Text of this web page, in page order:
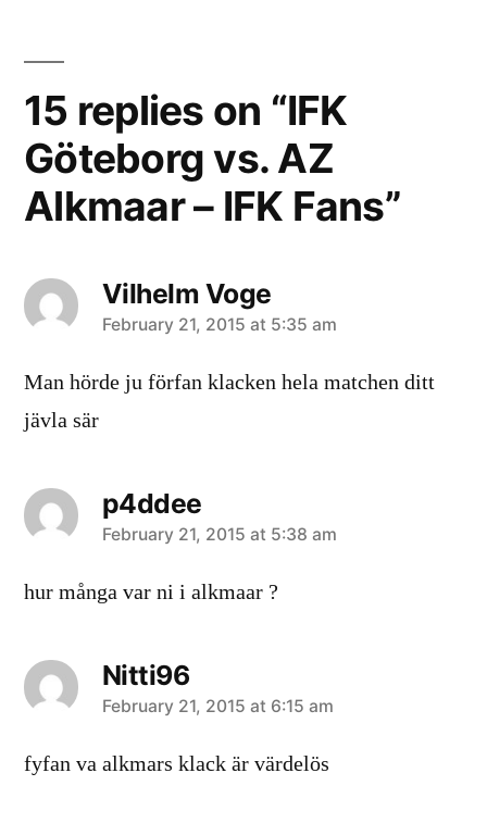
15 replies on “IFK
Göteborg vs. AZ
Alkmaar – IFK Fans”
Vilhelm Voge
says:
February 21, 2015 at 5:35 am
Man hörde ju förfan klacken hela matchen ditt
jävla sär
p4ddee
says:
February 21, 2015 at 5:38 am
hur många var ni i alkmaar ?
Nitti96
says:
February 21, 2015 at 6:15 am
fyfan va alkmars klack är värdelös